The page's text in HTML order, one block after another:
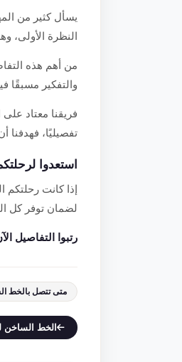
يسأل كثير من
النظرة الأولى،
من أهم هذه
والتفكير مسبقًا
فريقنا معتاد
تفصيليًا، فهدفنا
استعدوا
إذا كانت رحلتكم
لضمان توفر كل
رتبوا التفاصيل الآن —
متى تتصل بالخط
الخط الساخن